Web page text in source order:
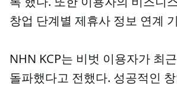
창업 단계별 제휴사 정보 연계
NHN KCP는 비벗 이용자가 최
돌파했다고 전했다. 성공적인